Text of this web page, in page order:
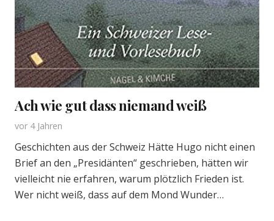
Ach wie gut dass niemand weiß
vor 4 Jahren
Geschichten aus der Schweiz Hätte Hugo nicht einen
Brief an den „Presidänten“ geschrieben, hätten wir
vielleicht nie erfahren, warum plötzlich Frieden ist.
Wer nicht weiß, dass auf dem Mond Wunder…